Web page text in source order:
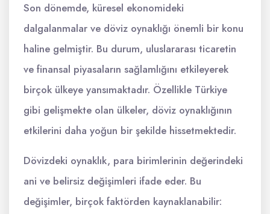
Son dönemde, küresel ekonomideki
dalgalanmalar ve döviz oynaklığı önemli bir konu
haline gelmiştir. Bu durum, uluslararası ticaretin
ve finansal piyasaların sağlamlığını etkileyerek
birçok ülkeye yansımaktadır. Özellikle Türkiye
gibi gelişmekte olan ülkeler, döviz oynaklığının
etkilerini daha yoğun bir şekilde hissetmektedir.
Dövizdeki oynaklık, para birimlerinin değerindeki
ani ve belirsiz değişimleri ifade eder. Bu
değişimler, birçok faktörden kaynaklanabilir: